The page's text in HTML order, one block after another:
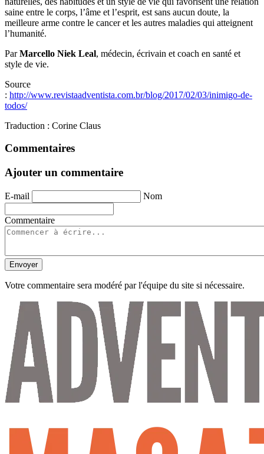
saine entre le corps, l’âme et l’esprit, est sans aucun doute, la
meilleure arme contre le cancer et les autres maladies qui atteignent
l’humanité.
ParMarcello Niek Leal, médecin, écrivain et coach en santé et
style de vie.
Source
: http://www.revistaadventista.com.br/blog/2017/02/03/inimigo-de-
todos/
Traduction : Corine Claus
Commentaires
Ajouter un commentaire
E-mail Nom
Commentaire
Envoyer
Votre commentaire sera modéré par l'équipe du site si nécessaire.